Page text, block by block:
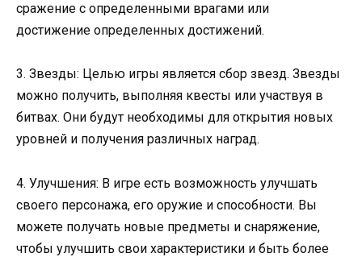
сражение с определенными врагами или
достижение определенных достижений.
3. Звезды: Целью игры является сбор звезд. Звезды
можно получить, выполняя квесты или участвуя в
битвах. Они будут необходимы для открытия новых
уровней и получения различных наград.
4. Улучшения: В игре есть возможность улучшать
своего персонажа, его оружие и способности. Вы
можете получать новые предметы и снаряжение,
чтобы улучшить свои характеристики и быть более